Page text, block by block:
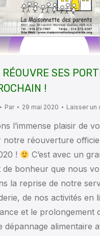
SES
!
Par 29 mai 2020 Laisser un
l’immense plaisir de
notre réouverture
!
C’est avec un
de bonheur que nous
la reprise de notre
de nos activités en
et le prolongement
dépannage alimentaire